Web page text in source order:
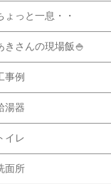
ょっと一息・・
きさんの現場飯🍚
事例
湯器
イレ
面所